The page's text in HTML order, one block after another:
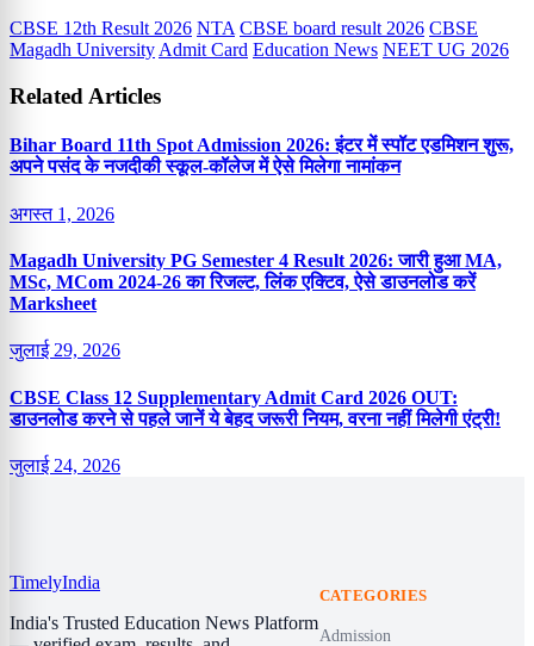
CBSE 12th Result 2026 NTA CBSE board result 2026 CBSE
Magadh UniversityAdmit Card Education News NEET UG 2026
Related Articles
Bihar Board 11th Spot Admission 2026: इंटर में स्पॉट एडमिशन शुरू,
अपने पसंद के नजदीकी स्कूल-कॉलेज में ऐसे मिलेगा नामांकन
अगस्त 1, 2026
Magadh University PG Semester 4 Result 2026: जारी हुआ MA,
MSc, MCom 2024-26 का रिजल्ट, लिंक एक्टिव, ऐसे डाउनलोड करें
Marksheet
जुलाई 29, 2026
CBSE Class 12 Supplementary Admit Card 2026 OUT:
डाउनलोड करने से पहले जानें ये बेहद जरूरी नियम, वरना नहीं मिलेगी एंट्री!
जुलाई 24, 2026
TimelyIndia
India's Trusted Education News Platform
CATEGORIES
Admission